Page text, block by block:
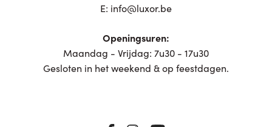
E: info@luxor.be
Openingsuren:
Maandag - Vrijdag: 7u30 - 17u30
Gesloten in het weekend & op feestdagen.